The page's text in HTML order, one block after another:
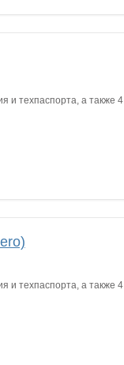
и техпаспорта, а также 4
и техпаспорта, а также 4